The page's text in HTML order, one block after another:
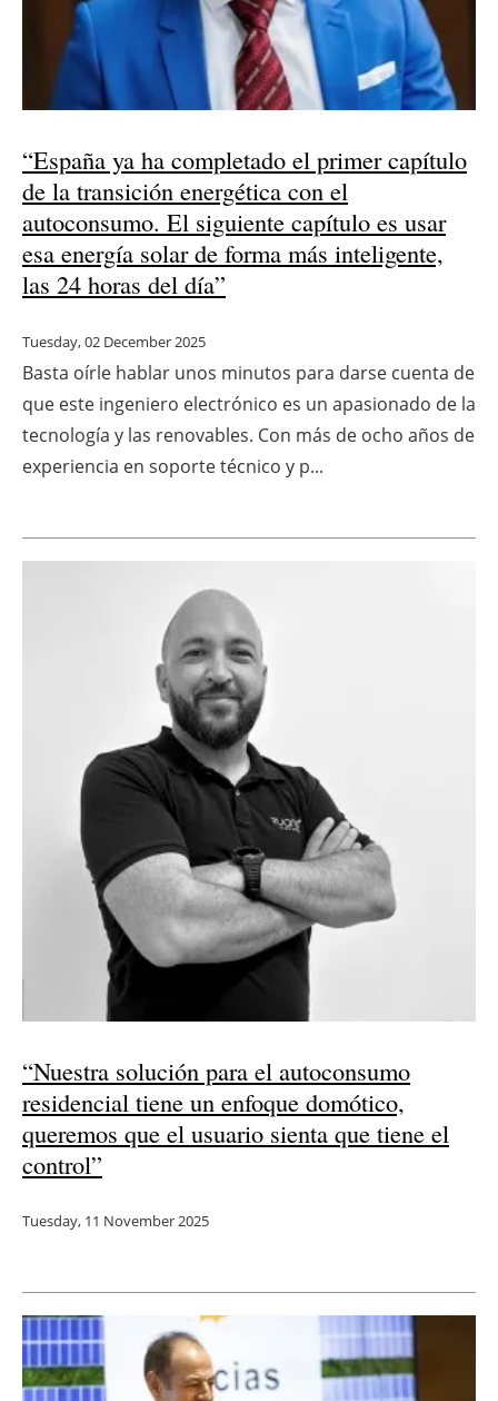
“España ya ha completado el primer capítulo
de la transición energética con el
autoconsumo. El siguiente capítulo es usar
esa energía solar de forma más inteligente,
las 24 horas del día”
Tuesday, 02 December 2025
Basta oírle hablar unos minutos para darse cuenta de
que este ingeniero electrónico es un apasionado de la
tecnología y las renovables. Con más de ocho años de
experiencia en soporte técnico y p...
“Nuestra solución para el autoconsumo
residencial tiene un enfoque domótico,
queremos que el usuario sienta que tiene el
control”
Tuesday, 11 November 2025